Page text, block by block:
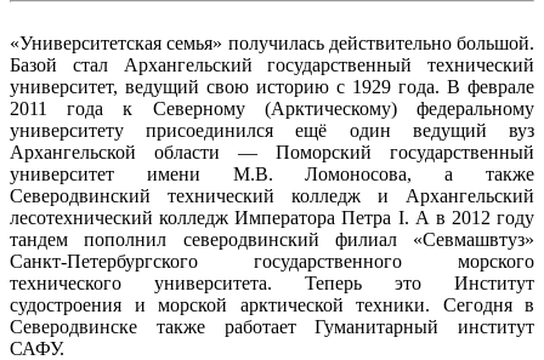
«Университетская семья» получилась действительно большой.
Базой стал Архангельский государственный технический
университет, ведущий свою историю с 1929 года. В феврале
2011 года к Северному (Арктическому) федеральному
университету присоединился ещё один ведущий вуз
Архангельской области — Поморский государственный
университет имени М.В. Ломоносова, а также
Северодвинский технический колледж и Архангельский
лесотехнический колледж Императора Петра I. А в 2012 году
тандем пополнил северодвинский филиал «Севмашвтуз»
Санкт-Петербургского государственного морского
технического университета. Теперь это Институт
судостроения и морской арктической техники. Сегодня в
Северодвинске также работает Гуманитарный институт
САФУ.